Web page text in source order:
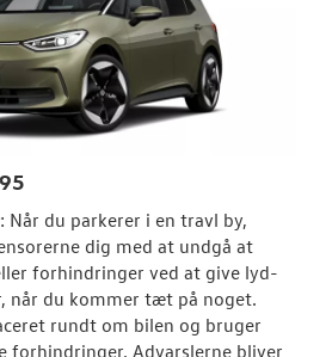
T-Roc
Touareg
Garanti
NYE VAREBILER
BRUGTE BILER
: Når du parkerer i en travl by,
dig med at undgå at
forhindringer ved at give lyd-
når du kommer tæt på noget.
rundt om bilen og bruger
forhindringer. Advarslerne bliver